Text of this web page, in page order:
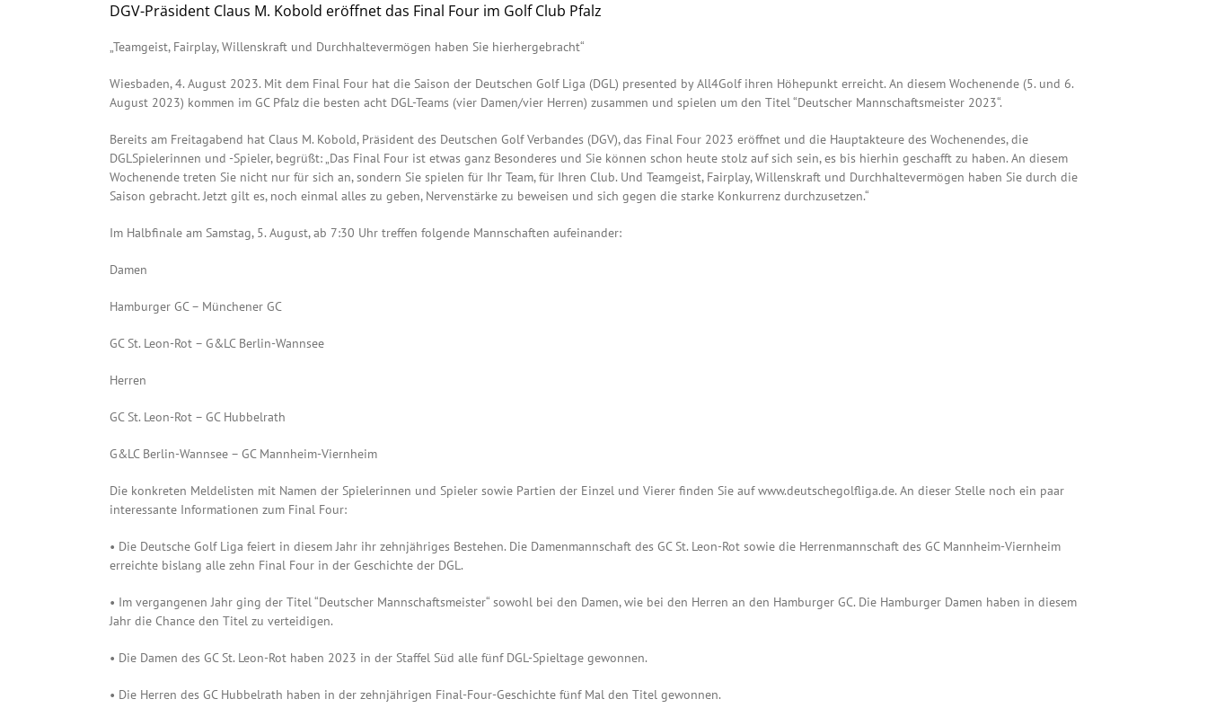
DGV-Präsident Claus M. Kobold eröffnet das Final Four im Golf Club Pfalz
„Teamgeist, Fairplay, Willenskraft und Durchhaltevermögen haben Sie hierhergebracht“
Wiesbaden, 4. August 2023. Mit dem Final Four hat die Saison der Deutschen Golf Liga (DGL) presented by All4Golf ihren Höhepunkt erreicht. An diesem Wochenende (5. und 6.
August 2023) kommen im GC Pfalz die besten acht DGL-Teams (vier Damen/vier Herren) zusammen und spielen um den Titel “Deutscher Mannschaftsmeister 2023“.
Bereits am Freitagabend hat Claus M. Kobold, Präsident des Deutschen Golf Verbandes (DGV), das Final Four 2023 eröffnet und die Hauptakteure des Wochenendes, die
DGLSpielerinnen und -Spieler, begrüßt: „Das Final Four ist etwas ganz Besonderes und Sie können schon heute stolz auf sich sein, es bis hierhin geschafft zu haben. An diesem
Wochenende treten Sie nicht nur für sich an, sondern Sie spielen für Ihr Team, für Ihren Club. Und Teamgeist, Fairplay, Willenskraft und Durchhaltevermögen haben Sie durch die
Saison gebracht. Jetzt gilt es, noch einmal alles zu geben, Nervenstärke zu beweisen und sich gegen die starke Konkurrenz durchzusetzen.“
Im Halbfinale am Samstag, 5. August, ab 7:30 Uhr treffen folgende Mannschaften aufeinander:
Damen
Hamburger GC – Münchener GC
GC St. Leon-Rot – G&LC Berlin-Wannsee
Herren
GC St. Leon-Rot – GC Hubbelrath
G&LC Berlin-Wannsee – GC Mannheim-Viernheim
Die konkreten Meldelisten mit Namen der Spielerinnen und Spieler sowie Partien der Einzel und Vierer finden Sie auf www.deutschegolfliga.de. An dieser Stelle noch ein paar
interessante Informationen zum Final Four:
• Die Deutsche Golf Liga feiert in diesem Jahr ihr zehnjähriges Bestehen. Die Damenmannschaft des GC St. Leon-Rot sowie die Herrenmannschaft des GC Mannheim-Viernheim
erreichte bislang alle zehn Final Four in der Geschichte der DGL.
• Im vergangenen Jahr ging der Titel “Deutscher Mannschaftsmeister“ sowohl bei den Damen, wie bei den Herren an den Hamburger GC. Die Hamburger Damen haben in diesem
Jahr die Chance den Titel zu verteidigen.
• Die Damen des GC St. Leon-Rot haben 2023 in der Staffel Süd alle fünf DGL-Spieltage gewonnen.
• Die Herren des GC Hubbelrath haben in der zehnjährigen Final-Four-Geschichte fünf Mal den Titel gewonnen.